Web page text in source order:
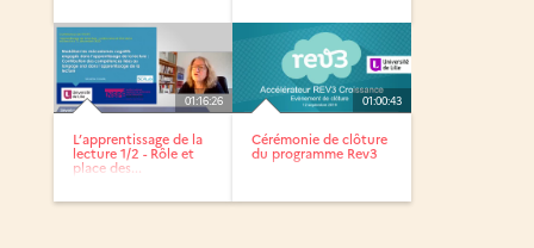
01:16:26
L’apprentissage de la
lecture 1/2 - Rôle et
place des...
01:00:43
Cérémonie de clôture
du programme Rev3